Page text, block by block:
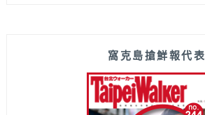
窩克島搶鮮報代表